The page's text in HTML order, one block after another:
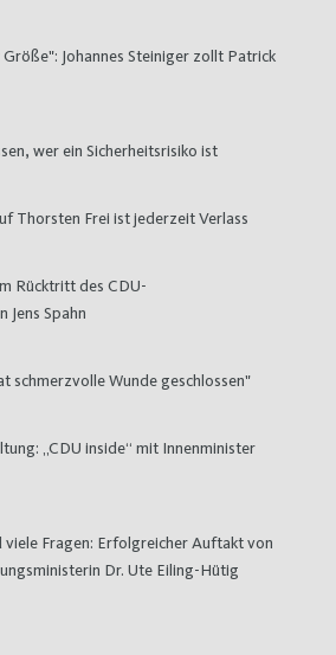
Johannes Steiniger zollt Patrick
wer ein Sicherheitsrisiko ist
Thorsten Frei ist jederzeit Verlass
Rücktritt des CDU-
Jens Spahn
schmerzvolle Wunde geschlossen"
„CDU inside“ mit Innenminister
viele Fragen: Erfolgreicher Auftakt von
Dr. Ute Eiling-Hütig